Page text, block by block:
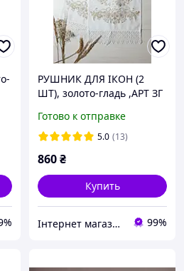
РУШНИК ДЛЯ ІКОН (2
ШТ), золото-гладь ,АРТ ЗГ
Готово к отправке
5.0 (13)
860₴
Купить
Інтернет магазин "Вишиванка.Nет" 99%